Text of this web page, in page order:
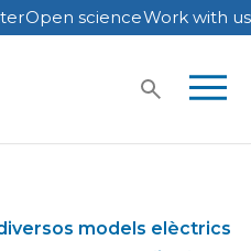
Open scienceWork with us
models elèctrics